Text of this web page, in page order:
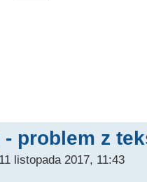
- problem z
listopada 2017, 11:43